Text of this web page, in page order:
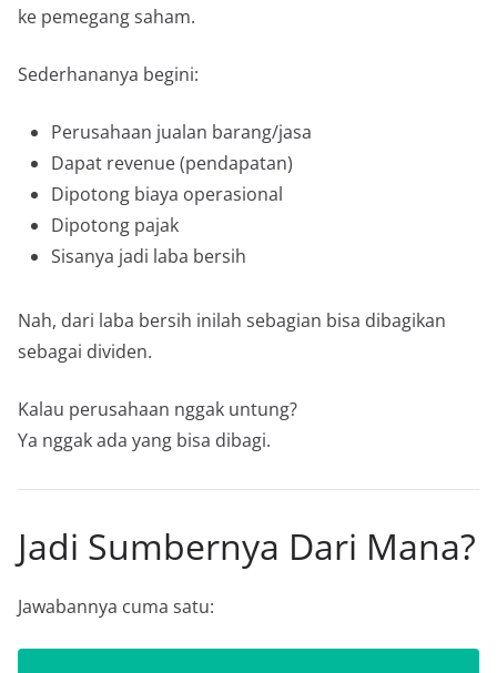
ke pemegang saham.
Sederhananya begini:
Perusahaan jualan barang/jasa
Dapat revenue (pendapatan)
Dipotong biaya operasional
Dipotong pajak
Sisanya jadi laba bersih
Nah, dari laba bersih inilah sebagian bisa dibagikan
sebagai dividen.
Kalau perusahaan nggak untung?
Ya nggak ada yang bisa dibagi.
Jadi Sumbernya Dari Mana?
Jawabannya cuma satu: